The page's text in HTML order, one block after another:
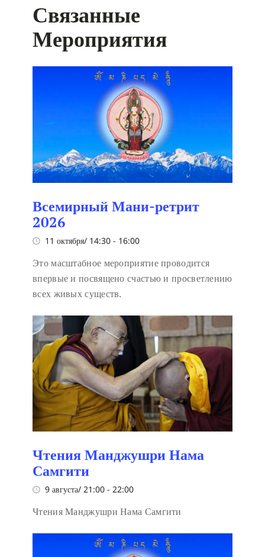
Связанные
Мероприятия
Всемирный Мани-ретрит
2026
11 октября/ 14:30 - 16:00
Это масштабное мероприятие проводится
впервые и посвящено счастью и просветлению
всех живых существ.
Чтения Манджушри Нама
Самгити
9 августа/ 21:00 - 22:00
Чтения Манджушри Нама Самгити